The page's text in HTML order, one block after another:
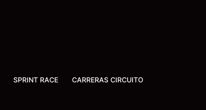
SPRINT RACE
CARRERAS CIRCUITO